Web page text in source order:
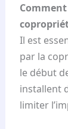
d
g
e
t
p
o
u
Il est
par la
le début
installent
limiter